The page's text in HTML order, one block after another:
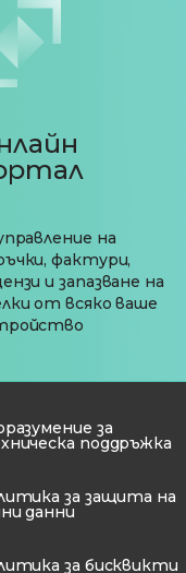
на
фактури,
и запазване на
от всяко ваше
за
поддръжка
за защита на
данни
за бисквикти